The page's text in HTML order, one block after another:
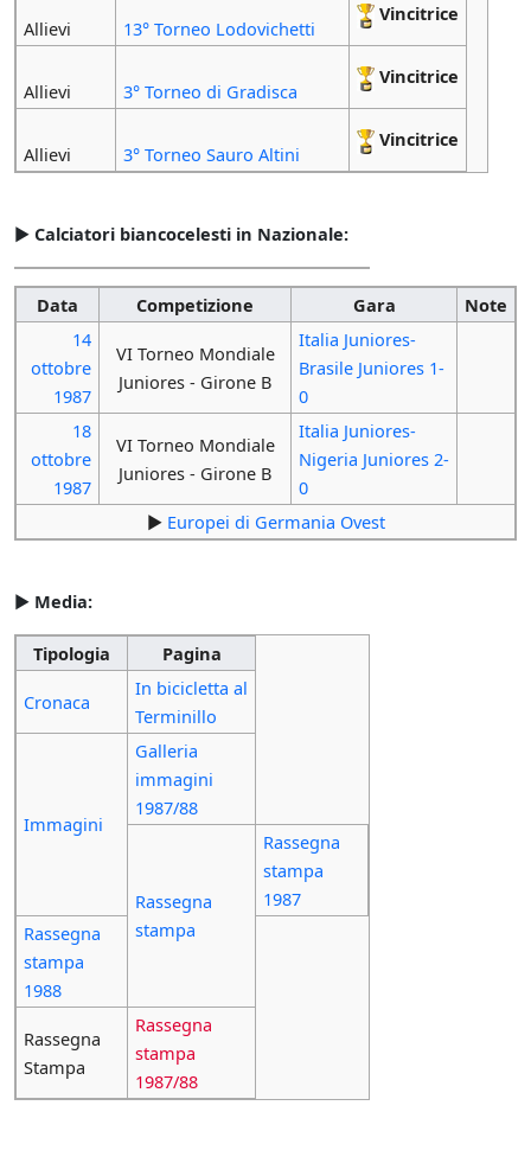
Allievi 13° Torneo Lodovichetti
Vincitrice
Allievi 3° Torneo di Gradisca
Vincitrice
Allievi 3° Torneo Sauro Altini
Vincitrice
► Calciatori biancocelesti in Nazionale:
Data Competizione Gara
Note
14
ottobre
1987
VI Torneo Mondiale
Juniores - Girone B
Italia Juniores-
Brasile Juniores 1-
0
18
ottobre
1987
VI Torneo Mondiale
Juniores - Girone B
Italia Juniores-
Nigeria Juniores 2-
0
► Europei di Germania Ovest
► Media:
Tipologia Pagina
Cronaca
In bicicletta al
Terminillo
Immagini
Galleria
immagini
1987/88
Rassegna
stampa
Rassegna
stampa
1987
Rassegna
stampa
1988
Rassegna
Stampa
Rassegna
stampa
1987/88